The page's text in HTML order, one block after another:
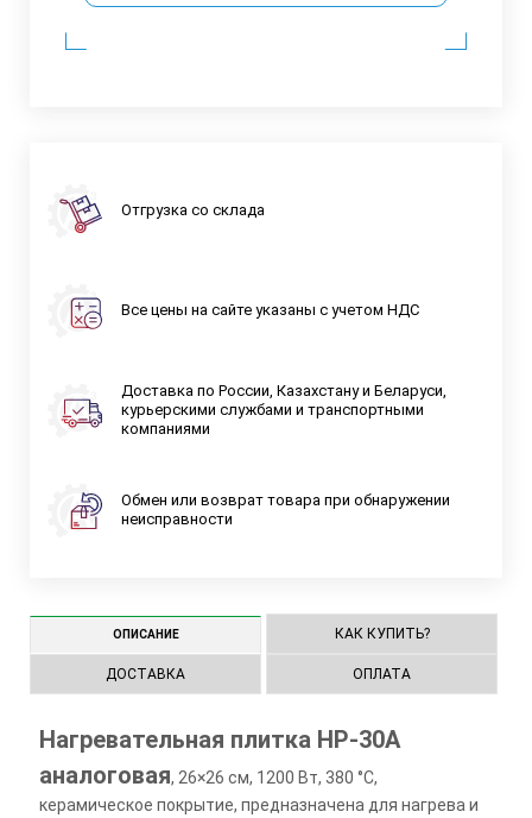
Отгрузка со склада
Все цены на сайте указаны с учетом НДС
Доставка по России, Казахстану и Беларуси,
курьерскими службами и транспортными
компаниями
Обмен или возврат товара при обнаружении
неисправности
ОПИСАНИЕ КАК КУПИТЬ?
ДОСТАВКА ОПЛАТА
Нагревательная плитка НР-30А
аналоговая, 26×26 см, 1200 Вт, 380 °С,
керамическое покрытие, предназначена для нагрева и